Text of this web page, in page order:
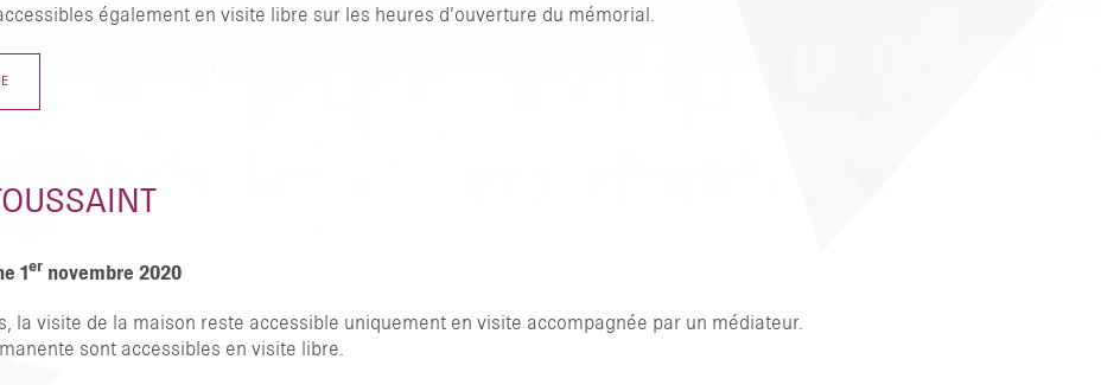
TAPER ENTRER POUR RECHERCHER OU ESC POUR FERMER
également en visite libre sur les heures d’ouverture du mémorial.
1 er novembre 2020
la visite de la maison reste accessible uniquement en visite accompagnée par un médiateur.
sont accessibles en visite libre.